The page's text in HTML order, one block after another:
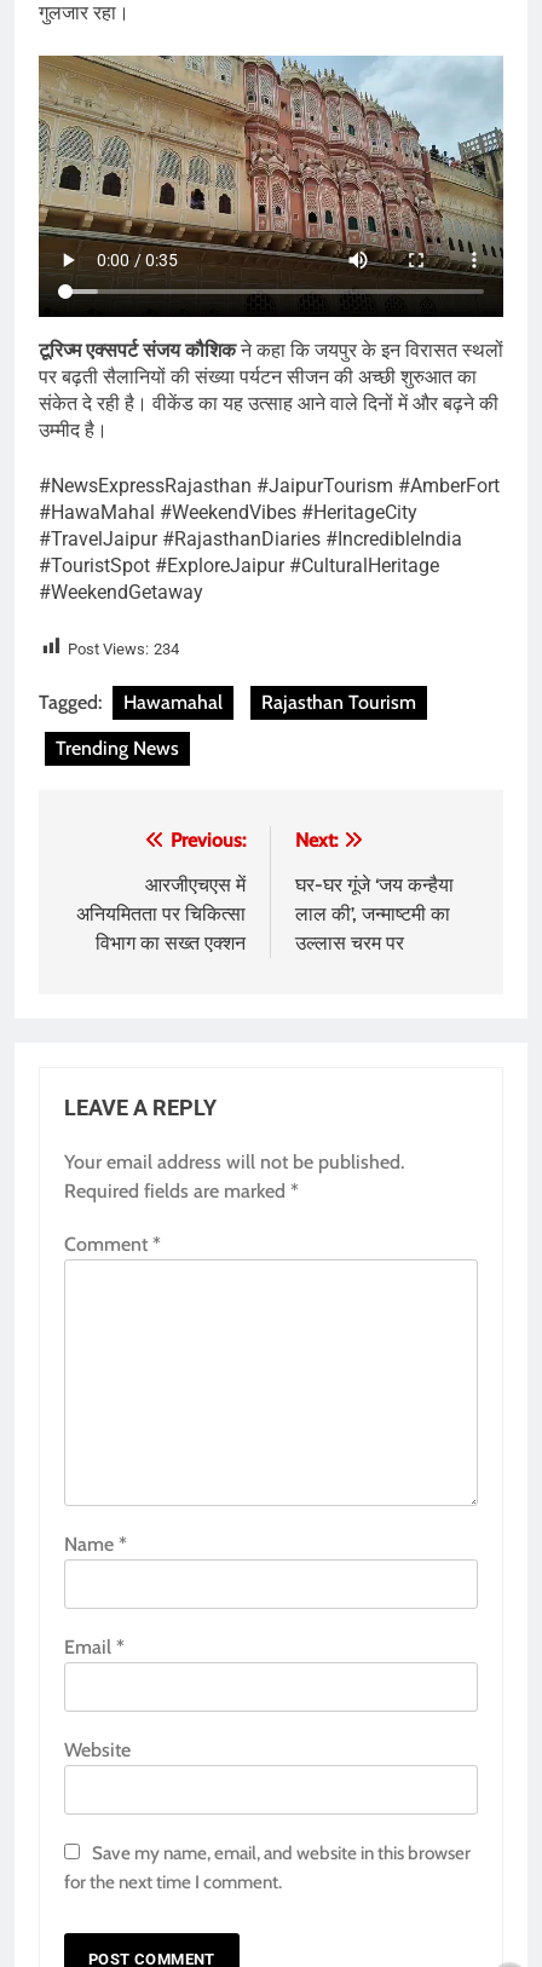
गुलजार रहा।
टूरिज्म एक्सपर्ट संजय कौशिकने कहा कि जयपुर के इन विरासत स्थलों
पर बढ़ती सैलानियों की संख्या पर्यटन सीजन की अच्छी शुरुआत का
संकेत दे रही है। वीकेंड का यह उत्साह आने वाले दिनों में और बढ़ने की
उम्मीद है।
#NewsExpressRajasthan #JaipurTourism #AmberFort
#HawaMahal #WeekendVibes #HeritageCity
#TravelJaipur #RajasthanDiaries #IncredibleIndia
#TouristSpot #ExploreJaipur #CulturalHeritage
#WeekendGetaway
Post Views: 234
Tagged: Hawamahal
Rajasthan Tourism
Trending News
navigation
Previous:
आरजीएचएस में
अनियमितता पर चिकित्सा
विभाग का सख्त एक्शन
Next:
घर-घर गूंजे ‘जय कन्हैया
लाल की’, जन्माष्टमी का
उल्लास चरम पर
LEAVE A REPLY
Your email address will not be published.
Required fields are marked *
Comment *
Name *
Email *
Website
Save my name, email, and website in this browser
for the next time I comment.